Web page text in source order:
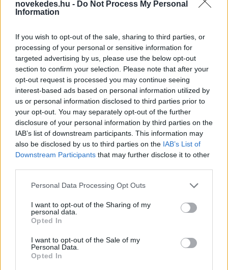
novekedes.hu - Do Not Process My Personal
Information
If you wish to opt-out of the sale, sharing to third parties, or
processing of your personal or sensitive information for
targeted advertising by us, please use the below opt-out
section to confirm your selection. Please note that after your
opt-out request is processed you may continue seeing
interest-based ads based on personal information utilized by
us or personal information disclosed to third parties prior to
your opt-out. You may separately opt-out of the further
disclosure of your personal information by third parties on the
IAB’s list of downstream participants. This information may
also be disclosed by us to third parties on the IAB’s List of
Downstream Participants that may further disclose it to other
Please note that this website/app uses one or more Google
not limited to your visit or usage behaviour. You may click to
grant or deny consent to Google and its third-party tags to
use your data for below specified purposes in below Google
consent section.
Personal Data Processing Opt Outs
I want to opt-out of the Sharing of my
personal data.
Opted In
I want to opt-out of the Sale of my
Personal Data.
Opted In
Háború: Új területet
foglalt el az orosz
hadsereg Pokrovsznál,
nagy bajban Ukrajna
HÍREK 2024. NOV. 10. NÖVEKEDÉS.HU
Ez történtaz orosz-ukrán háború 991. napján.